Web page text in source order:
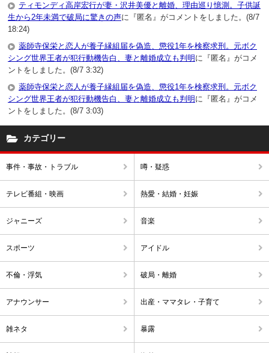
ティモンディ高岸宏行が妻・沢井美優と離婚、理由巡り憶測。子供誕
生から2年未満で破局に驚きの声に『匿名』がコメントをしました。(8/7
18:24)
薬師寺保栄と恋人が養子縁組届を偽造、懲役1年を検察求刑。元ボク
シング世界王者が犯行動機告白、妻と離婚成立も判明 に『匿名』がコメ
ントをしました。(8/7 3:32)
薬師寺保栄と恋人が養子縁組届を偽造、懲役1年を検察求刑。元ボク
シング世界王者が犯行動機告白、妻と離婚成立も判明 に『匿名』がコメ
ントをしました。(8/7 3:03)
カテゴリー
事件・事故・トラブル 噂・疑惑
テレビ番組・映画 熱愛・結婚・妊娠
ジャニーズ 音楽
スポーツ アイドル
不倫・浮気 破局・離婚
アナウンサー 出産・ママタレ・子育て
雑ネタ 暴露